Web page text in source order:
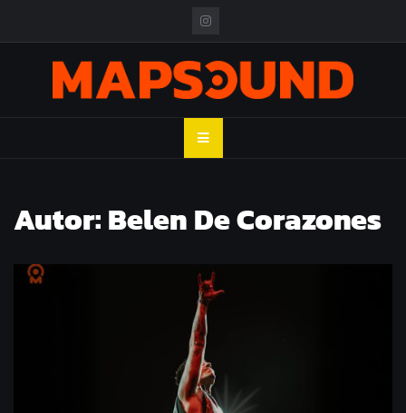
MAPSOUND
Autor:Belen De Corazones